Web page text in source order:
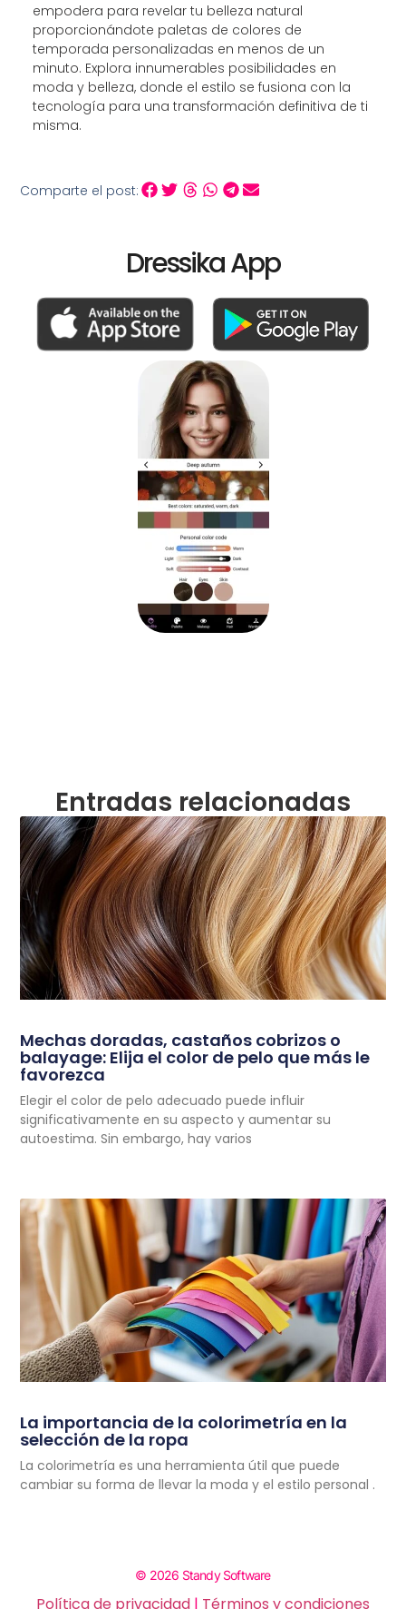
empodera para revelar tu belleza natural
proporcionándote paletas de colores de
temporada personalizadas en menos de un
minuto. Explora innumerables posibilidades en
moda y belleza, donde el estilo se fusiona con la
tecnología para una transformación definitiva de ti
misma.
Comparte el post:
Dressika App
Entradas relacionadas
Mechas doradas, castaños cobrizos o
balayage: Elija el color de pelo que más le
favorezca
Elegir el color de pelo adecuado puede influir
significativamente en su aspecto y aumentar su
autoestima. Sin embargo, hay varios
La importancia de la colorimetría en la
selección de la ropa
La colorimetría es una herramienta útil que puede
cambiar su forma de llevar la moda y el estilo personal .
© 2026 Standy Software
Política de privacidad | Términos y condiciones